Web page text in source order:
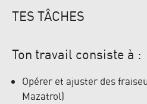
TES TÂCHES
Ton travail consiste à :
Opérer et ajuster des
Mazatrol)